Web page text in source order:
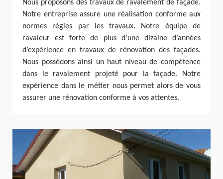
Nous proposons des travaux de ravalement de façade.
Notre entreprise assure une réalisation conforme aux
normes régies par les travaux. Notre équipe de
ravaleur est forte de plus d’une dizaine d’années
d’expérience en travaux de rénovation des façades.
Nous possédons ainsi un haut niveau de compétence
dans le ravalement projeté pour la façade. Notre
expérience dans le métier nous permet alors de vous
assurer une rénovation conforme à vos attentes.